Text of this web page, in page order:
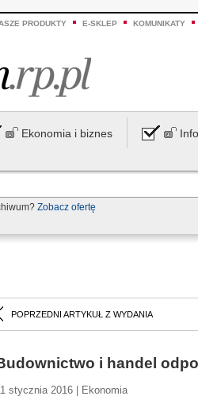
PRODUKTY E-SKLEP KOMUNIKATY
Ekonomia i biznes
Zobacz ofertę
POPRZEDNI ARTYKUŁ Z WYDANIA
i handel
stycznia 2016 | Ekonomia